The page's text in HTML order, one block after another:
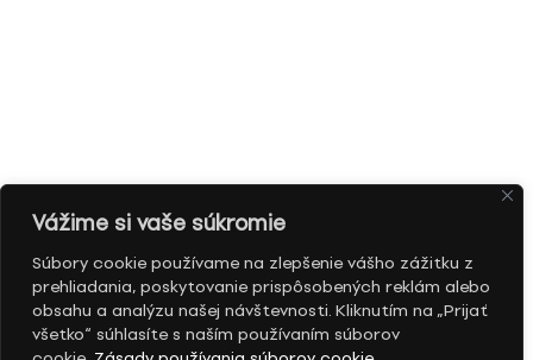
Vážime si vaše súkromie
Súbory cookie používame na zlepšenie vášho zážitku z
prehliadania, poskytovanie prispôsobených reklám alebo
obsahu a analýzu našej návštevnosti. Kliknutím na „Prijať
všetko“ súhlasíte s naším používaním súborov